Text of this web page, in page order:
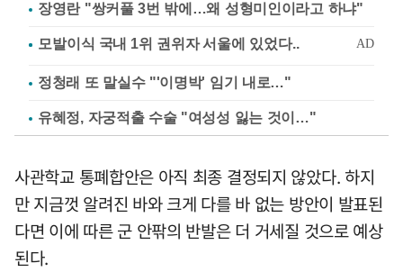
장영란 "쌍커풀 3번 밖에…왜 성형미인이라고 하냐"
정청래 또 말실수 "'이명박' 임기 내로…"
유혜정, 자궁적출 수술 "여성성 잃는 것이…"
사관학교 통폐합안은 아직 최종 결정되지 않았다. 하지
만 지금껏 알려진 바와 크게 다를 바 없는 방안이 발표된
다면 이에 따른 군 안팎의 반발은 더 거세질 것으로 예상
된다.